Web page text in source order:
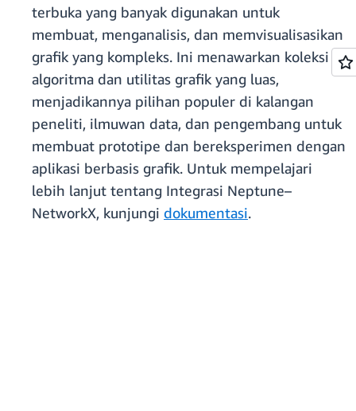
terbuka yang banyak digunakan untuk
membuat, menganalisis, dan memvisualisasikan
grafik yang kompleks. Ini menawarkan koleksi
algoritma dan utilitas grafik yang luas,
menjadikannya pilihan populer di kalangan
peneliti, ilmuwan data, dan pengembang untuk
membuat prototipe dan bereksperimen dengan
aplikasi berbasis grafik. Untuk mempelajari
lebih lanjut tentang Integrasi Neptune–
NetworkX, kunjungi dokumentasi.